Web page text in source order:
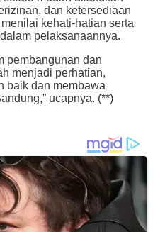
dan ketersediaan
kehati-hatian serta
pelaksanaannya.
pembangunan dan
menjadi perhatian,
baik dan membawa
ucapnya. (**)